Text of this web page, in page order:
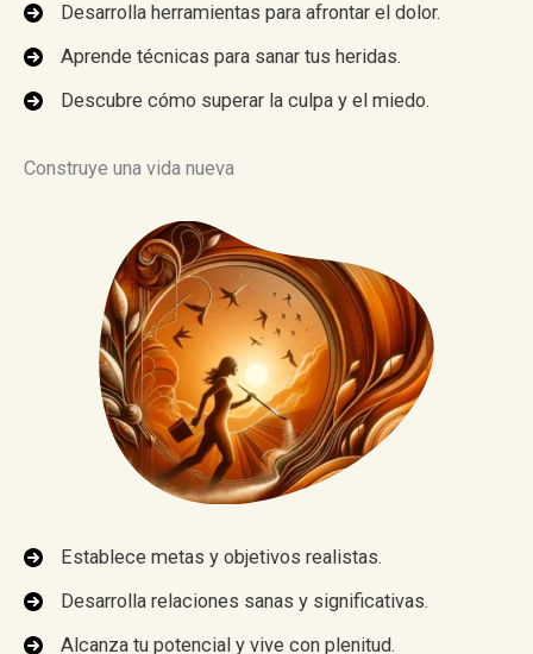
Desarrolla herramientas para afrontar el dolor.
Aprende técnicas para sanar tus heridas.
Descubre cómo superar la culpa y el miedo.
Construye una vida nueva
Establece metas y objetivos realistas.
Desarrolla relaciones sanas y significativas.
Alcanza tu potencial y vive con plenitud.